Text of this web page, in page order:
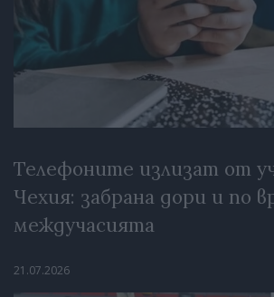
Телефоните излизат от
Чехия: забрана дори и по
междучасията
21.07.2026